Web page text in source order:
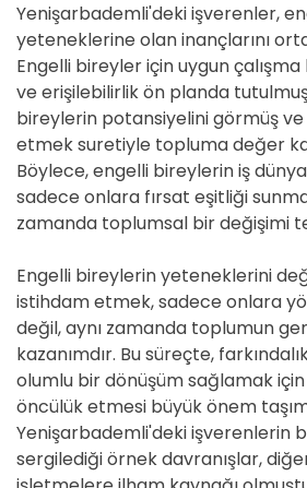
Yenişarbademli'deki işverenler,
yeteneklerine olan inançlarını
Engelli bireyler için uygun çalışma
ve erişilebilirlik ön planda
bireylerin potansiyelini görmüş
etmek suretiyle topluma değer
Böylece, engelli bireylerin iş
sadece onlara fırsat eşitliği
zamanda toplumsal bir değişimi
Engelli bireylerin yeteneklerini
istihdam etmek, sadece onlara
değil, aynı zamanda toplumun
kazanımdır. Bu süreçte,
olumlu bir dönüşüm sağlamak
öncülük etmesi büyük önem
Yenişarbademli'deki işverenlerin
sergilediği örnek davranışlar,